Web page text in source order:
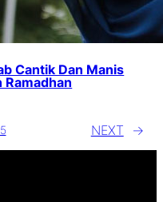
Cantik Dan Manis
Ramadhan
5 NEXT →